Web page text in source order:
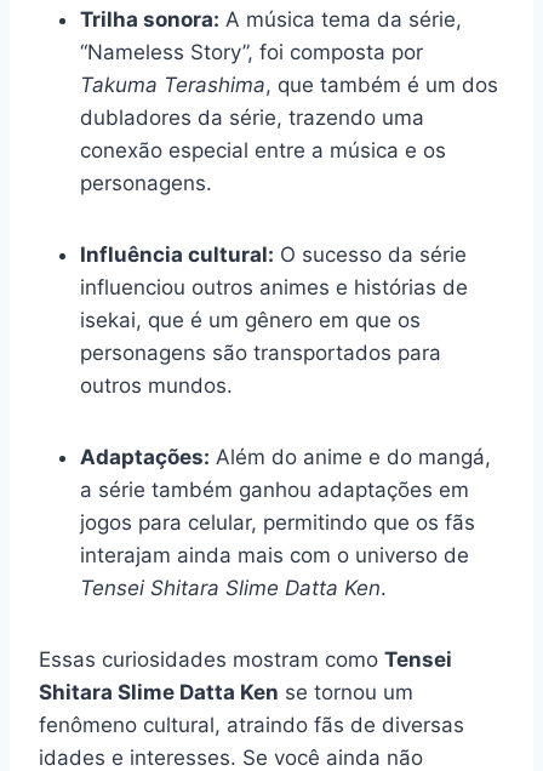
Trilha sonora: A música tema da série,
“Nameless Story”, foi composta por
Takuma Terashima, que também é um dos
dubladores da série, trazendo uma
conexão especial entre a música e os
personagens.
Influência cultural: O sucesso da série
influenciou outros animes e histórias de
isekai, que é um gênero em que os
personagens são transportados para
outros mundos.
Adaptações: Além do anime e do mangá,
a série também ganhou adaptações em
jogos para celular, permitindo que os fãs
interajam ainda mais com o universo de
Tensei Shitara Slime Datta Ken.
Essas curiosidades mostram como Tensei
Shitara Slime Datta Ken se tornou um
fenômeno cultural, atraindo fãs de diversas
idades e interesses. Se você ainda não